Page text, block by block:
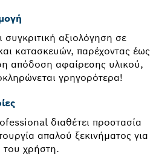
αξιολόγηση σε
κατασκευών, παρέχοντας έως
απόδοση αφαίρεσης υλικού,
γρηγορότερα!
διαθέτει προστασία
απαλού ξεκινήματος για
του χρήστη.